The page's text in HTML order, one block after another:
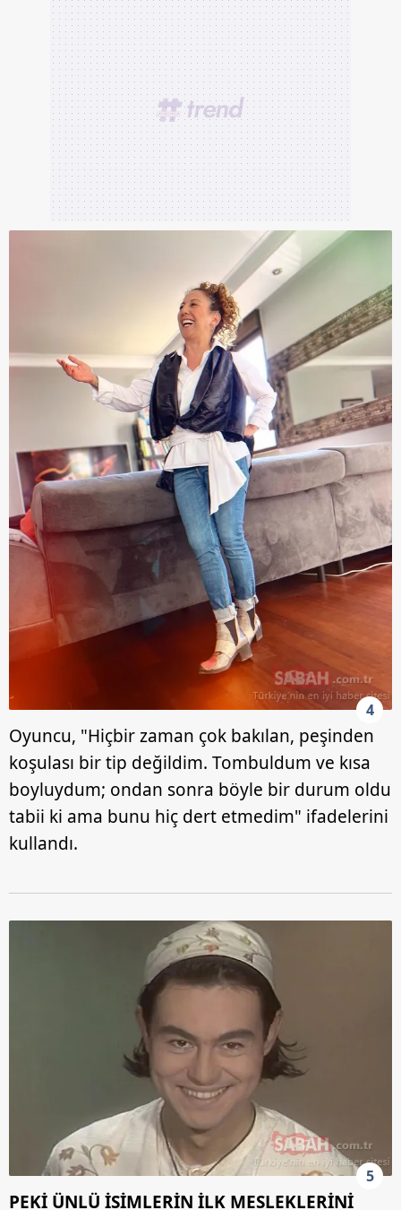
4
Oyuncu, "Hiçbir zaman çok bakılan, peşinden
koşulası bir tip değildim. Tombuldum ve kısa
boyluydum; ondan sonra böyle bir durum oldu
tabii ki ama bunu hiç dert etmedim" ifadelerini
kullandı.
5
PEKİ ÜNLÜ İSİMLERİN İLK MESLEKLERİNİ